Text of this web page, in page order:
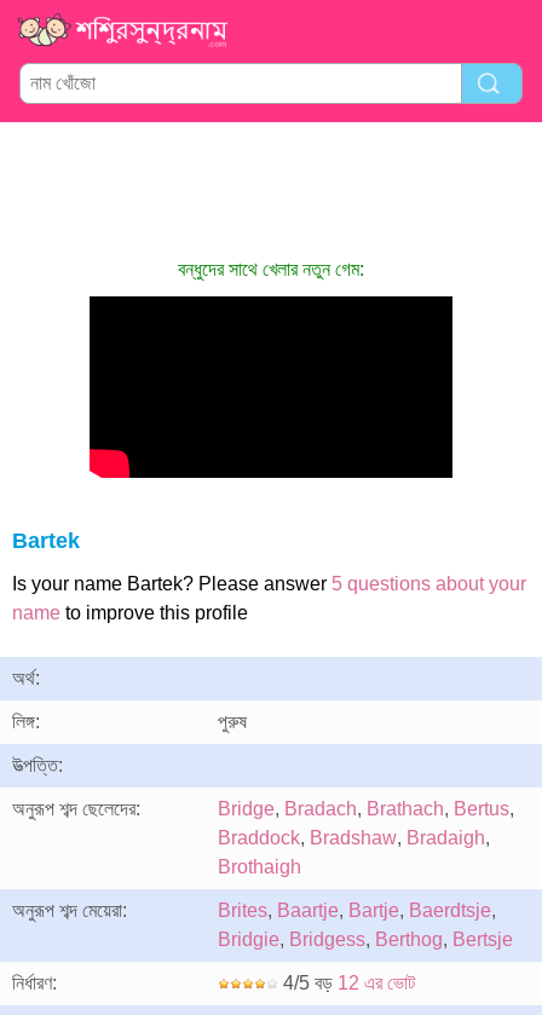
বন্ধুদের সাথে খেলার নতুন গেম:
Bartek
Is your name Bartek? Please answer 5 questions about your
name to improve this profile
অর্থ:
লিঙ্গ: পুরুষ
উত্পত্তি:
অনুরূপ শব্দ ছেলেদের: Bridge, Bradach, Brathach, Bertus,
Braddock, Bradshaw, Bradaigh,
Brothaigh
অনুরূপ শব্দ মেয়েরা: Brites, Baartje, Bartje, Baerdtsje,
Bridgie, Bridgess, Berthog, Bertsje
নির্ধারণ: 4/5 বড় 12 এর ভোট